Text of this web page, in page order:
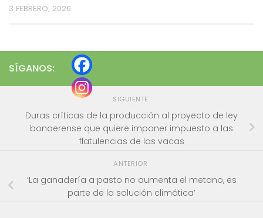
3 FEBRERO, 2026
SÍGANOS:
SIGUIENTE
Duras críticas de la producción al proyecto de ley
bonaerense que quiere imponer impuesto a las
flatulencias de las vacas
ANTERIOR
‘La ganadería a pasto no aumenta el metano, es
parte de la solución climática’